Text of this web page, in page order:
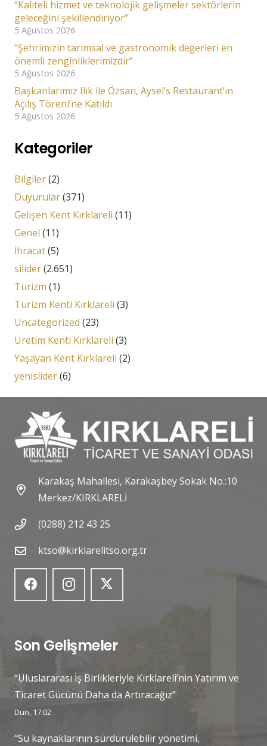
“Kaliteli hizmet ve teknolojik gelişmeler sektörlerin
geleceğini şekillendiriyor”
5 Ağustos 2026
“Şehrimizin tarımsal ve gastronomik değerleri en
önemli zenginliklerimizdir”
5 Ağustos 2026
Başkanlarımız Ilık ile Özsan, Aysel’s Restaurant’ın
Açılış Töreni’ne Katıldı
5 Ağustos 2026
Kategoriler
Bilgiler(2)
Duyurular(371)
Gelişen Kent Kırklareli (11)
Genel (11)
İhracat(5)
silider(2.651)
Turizm (1)
Turizm Kenti Kırklareli (3)
Uncategorized (23)
Üretim Kenti Kırklareli (3)
Yaşayan Kent Kırklareli (2)
yenislider(6)
Karakaş Mahallesi, Karakaşbey Sokak No.:10
Merkez/KIRKLARELİ
(0288) 212 43 25
ktso@kirklarelitso.org.tr
Son Gelişmeler
“Uluslararası İş Birlikleriyle Kırklareli’nin Yatırım ve
Ticaret Gücünü Daha da Artıracağız”
Dün, 17:02
“Su kaynaklarının sürdürülebilir yönetimi,